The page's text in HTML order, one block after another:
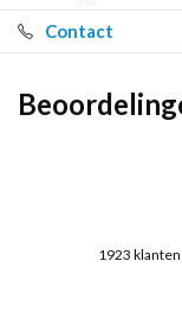
Contact
1923